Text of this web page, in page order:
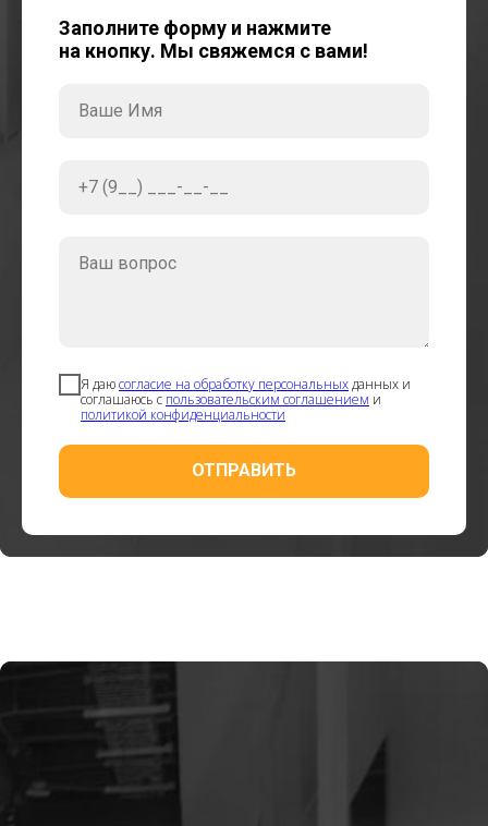
Заполните форму и нажмите
на кнопку. Мы свяжемся с вами!
Ваше Имя
+7 (9__) ___-__-__
Ваш вопрос
Я даюсогласие на обработку персональныхданных и
соглашаюсь с пользовательским соглашением и
политикой конфиденциальности
ОТПРАВИТЬ